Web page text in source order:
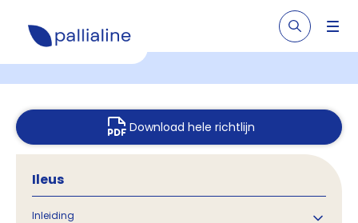
Download hele richtlijn
Ileus
Inleiding